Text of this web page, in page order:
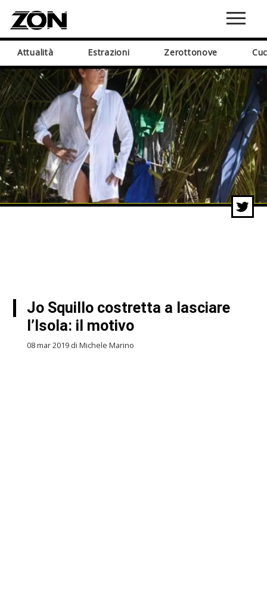
Attualità Estrazioni Zerottonove
Jo Squillo costretta a lasciare
l’Isola: il motivo
08 mar 2019 di Michele Marino